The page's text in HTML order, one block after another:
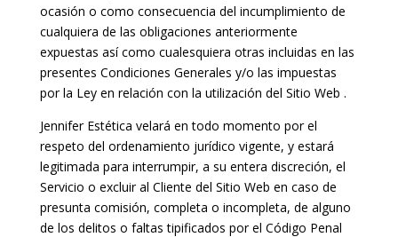
ocasión o como consecuencia del incumplimiento de
cualquiera de las obligaciones anteriormente
expuestas así como cualesquiera otras incluidas en las
presentes Condiciones Generales y/o las impuestas
por la Ley en relación con la utilización del Sitio Web .
Jennifer Estética velará en todo momento por el
respeto del ordenamiento jurídico vigente, y estará
legitimada para interrumpir, a su entera discreción, el
Servicio o excluir al Cliente del Sitio Web en caso de
presunta comisión, completa o incompleta, de alguno
de los delitos o faltas tipificados por el Código Penal